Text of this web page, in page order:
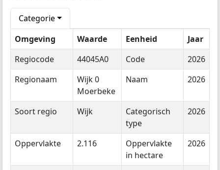
Categorie
Omgeving
Waarde Eenheid
Jaar
Regiocode
44045A0 Code
2026
Regionaam
Wijk 0
Moerbeke
Naam 2026
Soort regio Wijk
Categorisch
type
2026
Oppervlakte 2.116
Oppervlakte
in hectare
2026